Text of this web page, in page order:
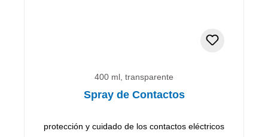
400 ml, transparente
Spray de Contactos
protección y cuidado de los contactos eléctricos